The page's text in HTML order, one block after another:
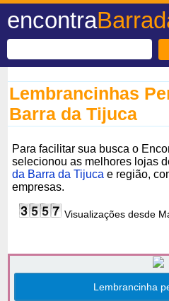
encontra
Lembrancinhas
Barra da Tijuca
Para facilitar sua busca o
selecionou as melhores lojas
da Barra da Tijuca e região,
empresas.
Visualizações desde
Lembrancinha